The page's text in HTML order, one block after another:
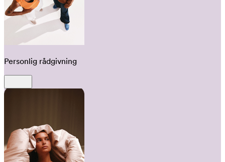
Personlig rådgivning